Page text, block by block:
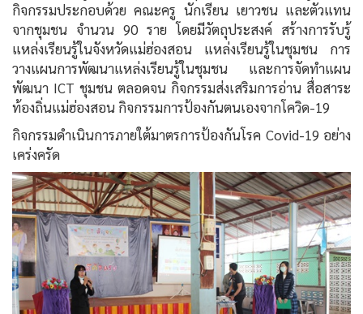
กิจกรรมประกอบด้วย คณะครู นักเรียน เยาวชน และตัวแทน
จากชุมชน จำนวน 90 ราย โดยมีวัตถุประสงค์ สร้างการรับรู้
แหล่งเรียนรู้ในจังหวัดแม่ฮ่องสอน แหล่งเรียนรู้ในชุมชน การ
วางแผนการพัฒนาแหล่งเรียนรู้ในชุมชน และการจัดทำแผน
พัฒนา ICT ชุมชน ตลอดจน กิจกรรมส่งเสริมการอ่าน สื่อสาระ
ท้องถิ่นแม่ฮ่องสอน กิจกรรมการป้องกันตนเองจากโควิด-19
กิจกรรมดำเนินการภายใต้มาตรการป้องกันโรค Covid-19 อย่าง
เคร่งครัด